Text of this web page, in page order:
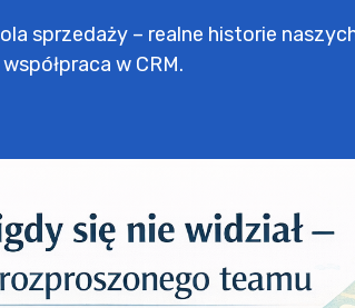
sprzedaży – realne historie
w CRM.